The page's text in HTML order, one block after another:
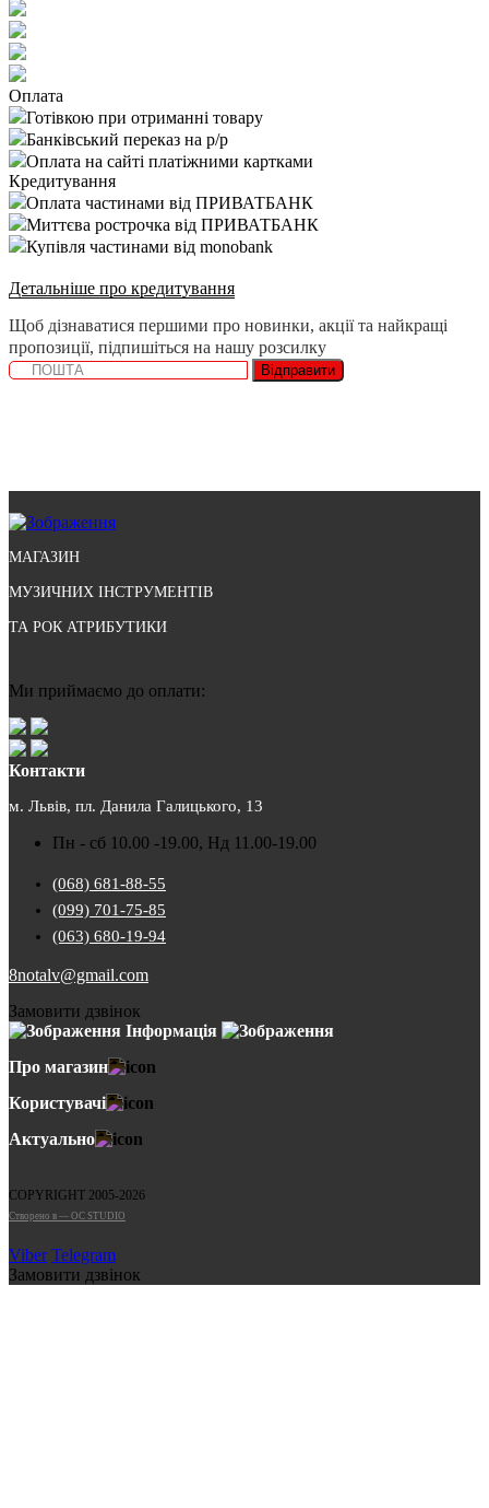
Оплата
Готівкою при отриманні товару
Банківський переказ на р/р
Оплата на сайті платіжними картками
Кредитування
Оплата частинами від ПРИВАТБАНК
Миттєва рострочка від ПРИВАТБАНК
Купівля частинами від monobank
Детальніше про кредитування
Щоб дізнаватися першими про новинки, акції та найкращі
пропозиції, підпишіться на нашу розсилку
Відправити
МАГАЗИН
МУЗИЧНИХ ІНСТРУМЕНТІВ
ТА РОК АТРИБУТИКИ
Ми приймаємо до оплати:
Контакти
м. Львів, пл. Данила Галицького, 13
Пн - сб 10.00 -19.00, Нд 11.00-19.00
(068) 681-88-55
(099) 701-75-85
(063) 680-19-94
8notalv@gmail.com
Замовити дзвінок
Інформація
Про магазин
Користувачі
Актуально
COPYRIGHT 2005-2026
Cтворено в — OC STUDIO
Viber Telegram
Замовити дзвінок